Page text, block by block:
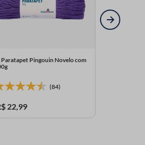
Paratapet Pingouin Novelo com
(84)
22 99